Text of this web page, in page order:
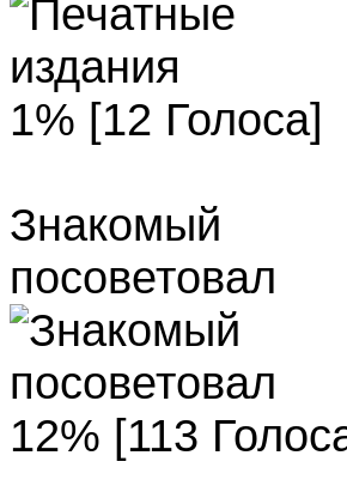
1% [12 Голоса]
Знакомый
посоветовал
12% [113